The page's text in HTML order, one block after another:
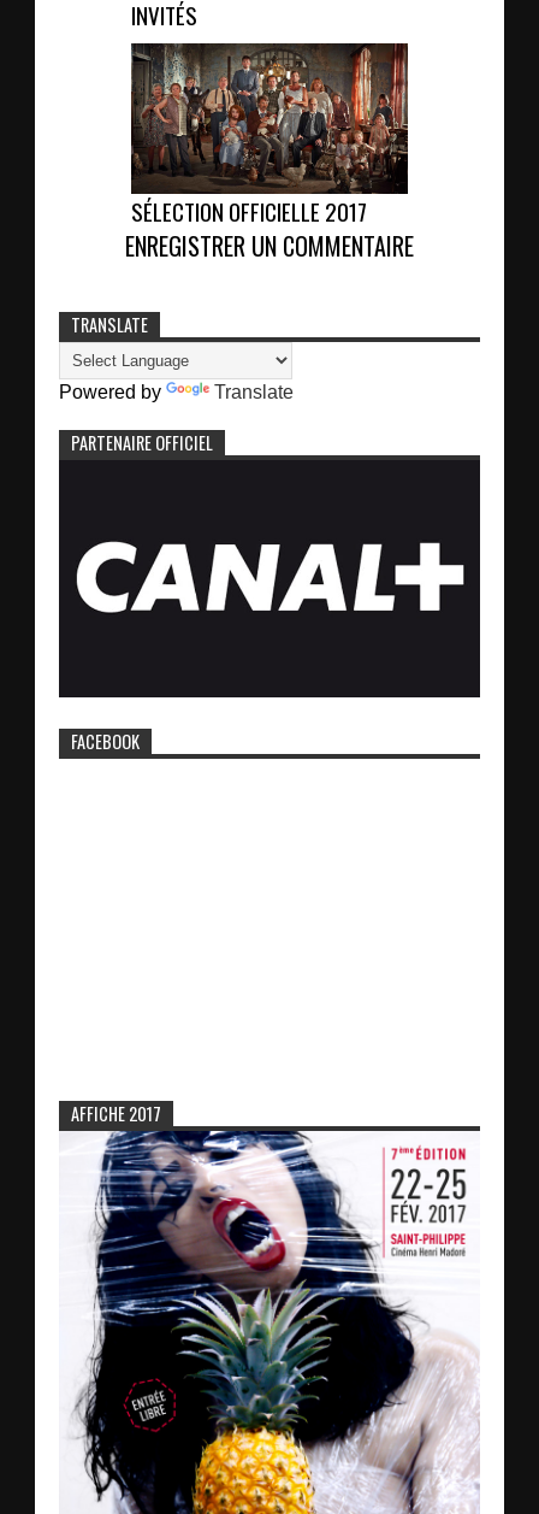
INVITÉS
SÉLECTION OFFICIELLE 2017
ENREGISTRER UN COMMENTAIRE
TRANSLATE
Powered by Translate
PARTENAIRE OFFICIEL
FACEBOOK
AFFICHE 2017